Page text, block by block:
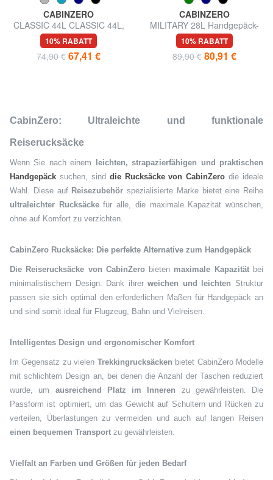
CABINZERO
CLASSIC 44L CLASSIC 44L,
ultraleicht
10% RABATT
74,90 € 67,41 €
CABINZERO
MILITARY 28L Handgepäck-
Rucksack
10% RABATT
89,90 € 80,91 €
CabinZero: Ultraleichte und funktionale
Reiserucksäcke
Wenn Sie nach einem leichten, strapazierfähigen und praktischen
Handgepäck suchen, sind die Rucksäcke von CabinZero die ideale
Wahl. Diese auf Reisezubehör spezialisierte Marke bietet eine Reihe
ultraleichter Rucksäckefür alle, die maximale Kapazität wünschen,
ohne auf Komfort zu verzichten.
CabinZero Rucksäcke: Die perfekte Alternative zum Handgepäck
Die Reiserucksäcke von CabinZerobieten maximale Kapazitätbei
minimalistischem Design. Dank ihrerweichen und leichten Struktur
passen sie sich optimal den erforderlichen Maßen für Handgepäck an
und sind somit ideal für Flugzeug, Bahn und Vielreisen.
Intelligentes Design und ergonomischer Komfort
Im Gegensatz zu vielen Trekkingrucksäcken bietet CabinZero Modelle
mit schlichtem Design an, bei denen die Anzahl der Taschen reduziert
wurde, um ausreichend Platz im Inneren zu gewährleisten. Die
Passform ist optimiert, um das Gewicht auf Schultern und Rücken zu
verteilen, Überlastungen zu vermeiden und auch auf langen Reisen
einen bequemen Transport zu gewährleisten.
Vielfalt an Farben und Größen für jeden Bedarf